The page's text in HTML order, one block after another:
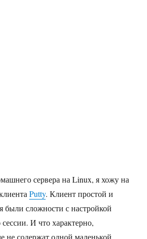
сервера на Linux, я хожу на
Putty. Клиент простой и
сложности с настройкой
И что характерно,
не содержат одной маленькой